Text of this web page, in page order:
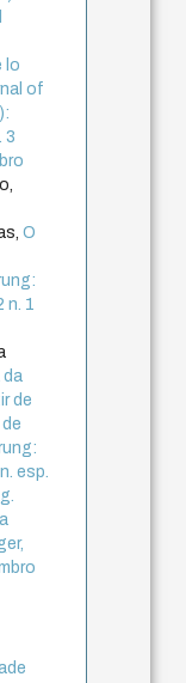
lo
of
3
O
1
da
de
esp.